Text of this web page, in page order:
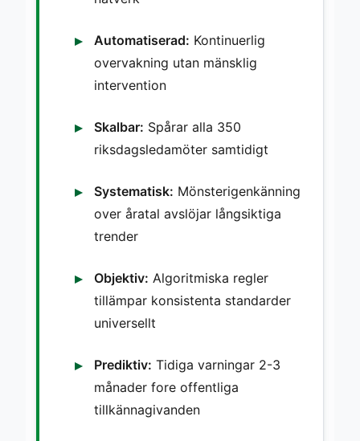
Automatiserad: Kontinuerlig
overvakning utan mänsklig
intervention
Skalbar: Spårar alla 350
riksdagsledamöter samtidigt
Systematisk: Mönsterigenkänning
over åratal avslöjar långsiktiga
trender
Objektiv: Algoritmiska regler
tillämpar konsistenta standarder
universellt
Prediktiv: Tidiga varningar 2-3
månader fore offentliga
tillkännagivanden